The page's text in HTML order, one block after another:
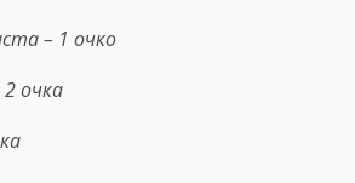
– 1 очко
очка